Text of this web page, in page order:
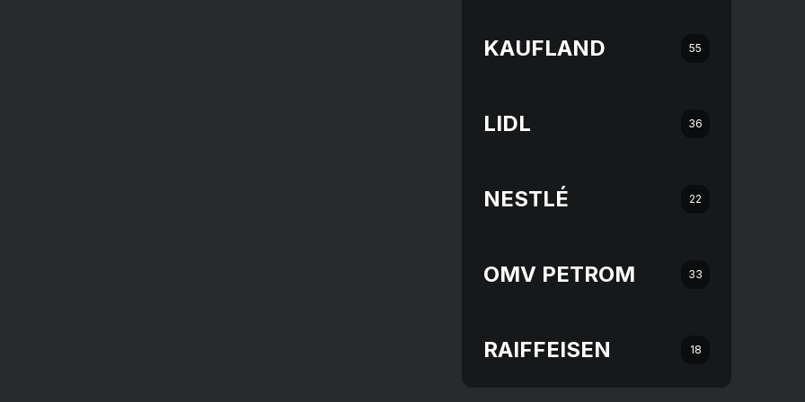
KAUFLAND 55
LIDL 36
NESTLÉ 22
OMV PETROM 33
RAIFFEISEN 18